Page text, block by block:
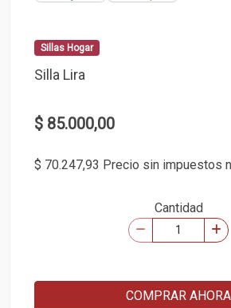
Sillas Hogar
Silla Lira
$ 85.000,00
$ 70.247,93 Precio sin impuestos
Cantidad
COMPRAR AHORA